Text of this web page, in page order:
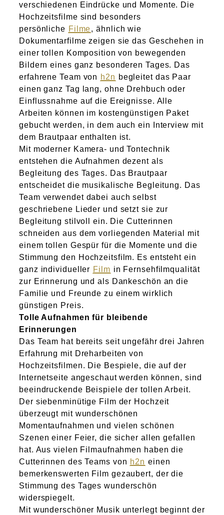
verschiedenen Eindrücke und Momente. Die
Hochzeitsfilme sind besonders
persönliche Filme, ähnlich wie
Dokumentarfilme zeigen sie das Geschehen in
einer tollen Komposition von bewegenden
Bildern eines ganz besonderen Tages. Das
erfahrene Team von h2n begleitet das Paar
einen ganz Tag lang, ohne Drehbuch oder
Einflussnahme auf die Ereignisse. Alle
Arbeiten können im kostengünstigen Paket
gebucht werden, in dem auch ein Interview mit
dem Brautpaar enthalten ist.
Mit moderner Kamera- und Tontechnik
entstehen die Aufnahmen dezent als
Begleitung des Tages. Das Brautpaar
entscheidet die musikalische Begleitung. Das
Team verwendet dabei auch selbst
geschriebene Lieder und setzt sie zur
Begleitung stilvoll ein. Die Cutterinnen
schneiden aus dem vorliegenden Material mit
einem tollen Gespür für die Momente und die
Stimmung den Hochzeitsfilm. Es entsteht ein
ganz individueller Film in Fernsehfilmqualität
zur Erinnerung und als Dankeschön an die
Familie und Freunde zu einem wirklich
günstigen Preis.
Tolle Aufnahmen für bleibende
Erinnerungen
Das Team hat bereits seit ungefähr drei Jahren
Erfahrung mit Dreharbeiten von
Hochzeitsfilmen. Die Bespiele, die auf der
Internetseite angeschaut werden können, sind
beeindruckende Beispiele der tollen Arbeit.
Der siebenminütige Film der Hochzeit
überzeugt mit wunderschönen
Momentaufnahmen und vielen schönen
Szenen einer Feier, die sicher allen gefallen
hat. Aus vielen Filmaufnahmen haben die
Cutterinnen des Teams von h2n einen
bemerkenswerten Film gezaubert, der die
Stimmung des Tages wunderschön
widerspiegelt.
Mit wunderschöner Musik unterlegt beginnt der